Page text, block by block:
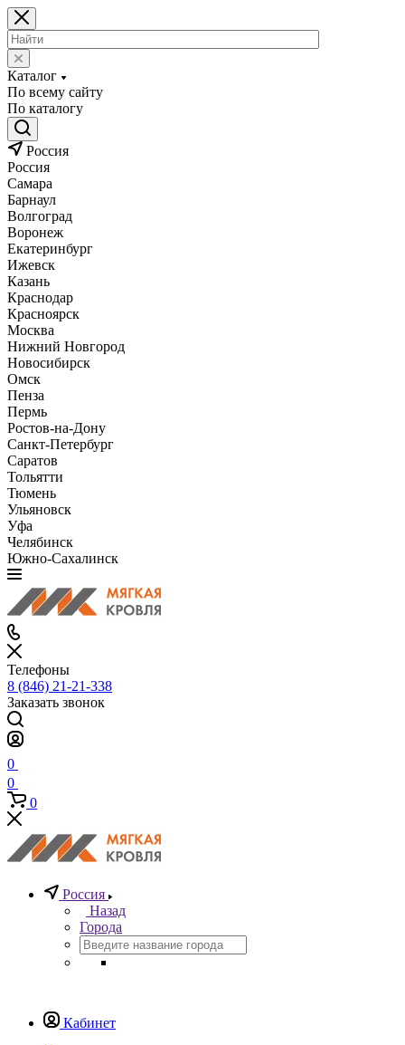
Каталог
По всему сайту
По каталогу
Россия
Россия
Самара
Барнаул
Волгоград
Воронеж
Екатеринбург
Ижевск
Казань
Краснодар
Красноярск
Москва
Нижний Новгород
Новосибирск
Омск
Пенза
Пермь
Ростов-на-Дону
Санкт-Петербург
Саратов
Тольятти
Тюмень
Ульяновск
Уфа
Челябинск
Южно-Сахалинск
Телефоны
8 (846) 21-21-338
Заказать звонок
0
0
0
Россия
Назад
Города
Кабинет